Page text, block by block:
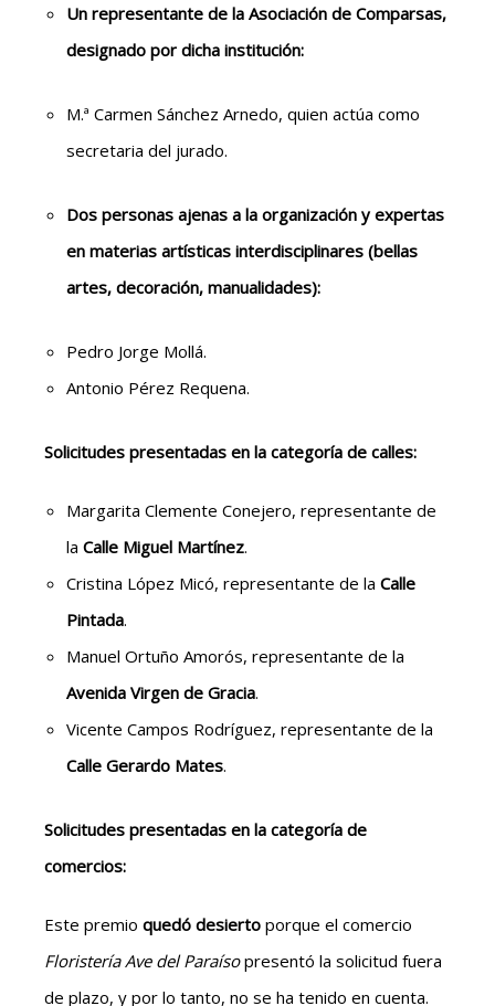
Un representante de la Asociación de Comparsas,
designado por dicha institución:
M.ª Carmen Sánchez Arnedo, quien actúa como
secretaria del jurado.
Dos personas ajenas a la organización y expertas
en materias artísticas interdisciplinares (bellas
artes, decoración, manualidades):
Pedro Jorge Mollá.
Antonio Pérez Requena.
Solicitudes presentadas en la categoría de calles:
Margarita Clemente Conejero, representante de
la Calle Miguel Martínez.
Cristina López Micó, representante de la Calle
Pintada.
Manuel Ortuño Amorós, representante de la
Avenida Virgen de Gracia.
Vicente Campos Rodríguez, representante de la
Calle Gerardo Mates.
Solicitudes presentadas en la categoría de
comercios:
Este premio quedó desierto porque el comercio
Floristería Ave del Paraísopresentó la solicitud fuera
de plazo, y por lo tanto, no se ha tenido en cuenta.